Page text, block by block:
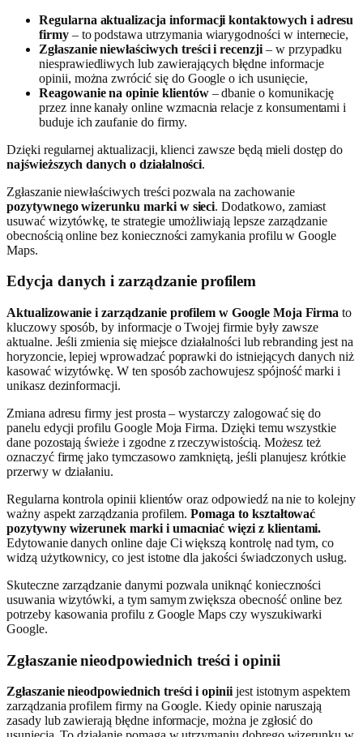
Regularna aktualizacja informacji kontaktowych i adresu
firmy– to podstawa utrzymania wiarygodności w internecie,
Zgłaszanie niewłaściwych treści i recenzji– w przypadku
niesprawiedliwych lub zawierających błędne informacje
opinii, można zwrócić się do Google o ich usunięcie,
Reagowanie na opinie klientów– dbanie o komunikację
przez inne kanały online wzmacnia relacje z konsumentami i
buduje ich zaufanie do firmy.
Dzięki regularnej aktualizacji, klienci zawsze będą mieli dostęp do
najświeższych danych o działalności.
Zgłaszanie niewłaściwych treści pozwala na zachowanie
pozytywnego wizerunku marki w sieci. Dodatkowo, zamiast
usuwać wizytówkę, te strategie umożliwiają lepsze zarządzanie
obecnością online bez konieczności zamykania profilu w Google
Maps.
Edycja danych i zarządzanie profilem
Aktualizowanie i zarządzanie profilem w Google Moja Firma to
kluczowy sposób, by informacje o Twojej firmie były zawsze
aktualne. Jeśli zmienia się miejsce działalności lub rebranding jest na
horyzoncie, lepiej wprowadzać poprawki do istniejących danych niż
kasować wizytówkę. W ten sposób zachowujesz spójność marki i
unikasz dezinformacji.
Zmiana adresu firmy jest prosta – wystarczy zalogować się do
panelu edycji profilu Google Moja Firma. Dzięki temu wszystkie
dane pozostają świeże i zgodne z rzeczywistością. Możesz też
oznaczyć firmę jako tymczasowo zamkniętą, jeśli planujesz krótkie
przerwy w działaniu.
Regularna kontrola opinii klientów oraz odpowiedź na nie to kolejny
ważny aspekt zarządzania profilem.Pomaga to kształtować
pozytywny wizerunek marki i umacniać więzi z klientami.
Edytowanie danych online daje Ci większą kontrolę nad tym, co
widzą użytkownicy, co jest istotne dla jakości świadczonych usług.
Skuteczne zarządzanie danymi pozwala uniknąć konieczności
usuwania wizytówki, a tym samym zwiększa obecność online bez
potrzeby kasowania profilu z Google Maps czy wyszukiwarki
Google.
Zgłaszanie nieodpowiednich treści i opinii
Zgłaszanie nieodpowiednich treści i opiniijest istotnym aspektem
zarządzania profilem firmy na Google. Kiedy opinie naruszają
zasady lub zawierają błędne informacje, można je zgłosić do